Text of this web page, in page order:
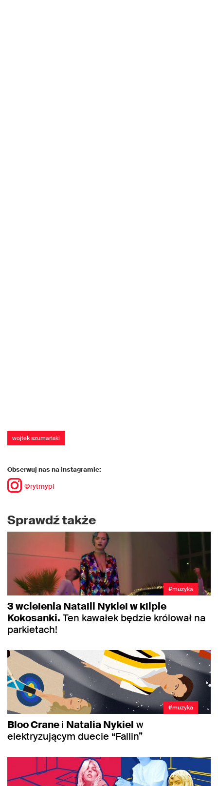
wojtek szumański
Obserwuj nas na instagramie:
@rytmypl
Sprawdź także
#muzyka
3 wcielenia Natalii Nykiel w klipie
Kokosanki. Ten kawałek będzie królował na
parkietach!
#muzyka
Bloo Cranei Natalia Nykiel w
elektryzującym duecie “Fallin”